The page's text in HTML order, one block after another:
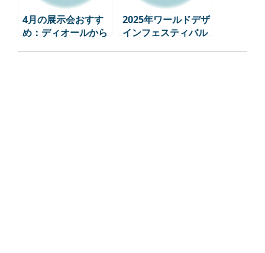
4月の展示会おすす
め：ディオールから
2025年ワールドデザ
インフェスティバル